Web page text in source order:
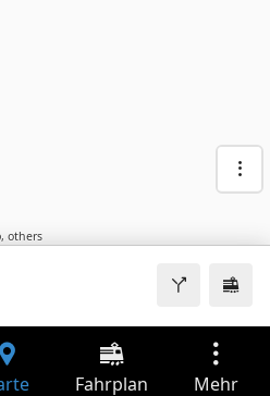
, others
Fahrplan Mehr